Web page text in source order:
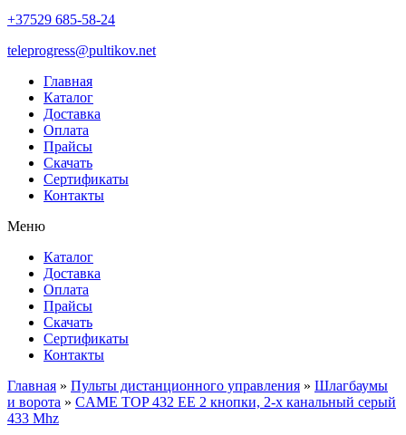
+37529 685-58-24
teleprogress@pultikov.net
Главная
Каталог
Доставка
Оплата
Прайсы
Cкачать
Сертификаты
Контакты
Меню
Каталог
Доставка
Оплата
Прайсы
Cкачать
Сертификаты
Контакты
Главная » Пульты дистанционного управления » Шлагбаумы
и ворота » CAME TOP 432 EE 2 кнопки, 2-х канальный серый
433 Mhz